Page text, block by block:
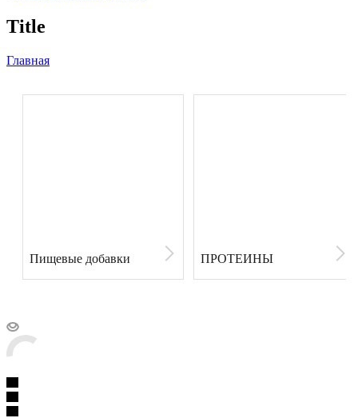
Title
Главная
Пищевые добавки ПРОТЕИНЫ